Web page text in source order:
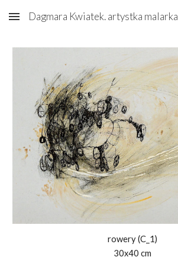
Skip to main content
Dagmara Kwiatek. artystka malarka
rowery (C _1)
30x40 cm